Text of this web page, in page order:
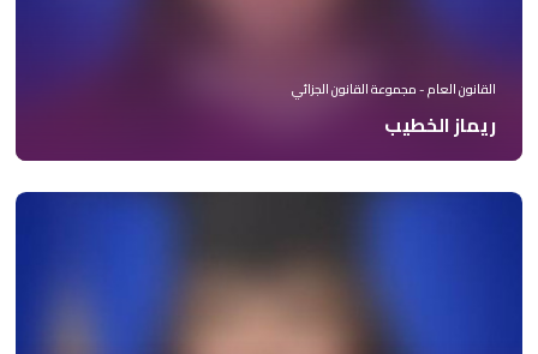
القانون العام - مجموعة القانون الجزائي
ريماز الخطيب